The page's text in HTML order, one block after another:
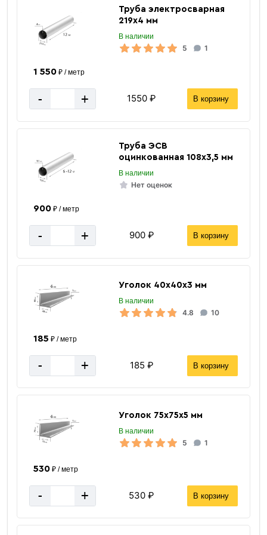
Труба электросварная
219х4 мм
В наличии
5 1
1 550₽ / метр
- + 1550 ₽ В корзину
Труба ЭСВ
оцинкованная 108х3,5 мм
В наличии
Нет оценок
900₽ / метр
- + 900 ₽ В корзину
Уголок 40х40х3 мм
В наличии
4.8 10
185 ₽ / метр
- + 185 ₽ В корзину
Уголок 75х75х5 мм
В наличии
5 1
530₽ / метр
- + 530 ₽ В корзину